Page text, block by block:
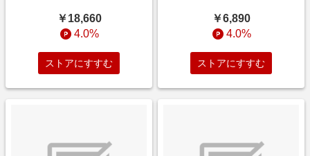
￥18,660
4.0%
ストアにすすむ
￥6,890
4.0%
ストアにすすむ